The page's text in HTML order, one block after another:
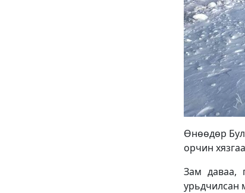
Өнөөдөр
орчин
Зам даваа,
урьдчилсан